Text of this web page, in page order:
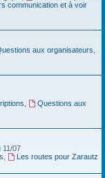
communication et à voir
aux organisateurs
Questions aux
11/07
Les routes pour Zarautz